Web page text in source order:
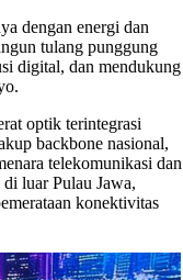
dengan energi dan
tulang punggung
digital, dan mendukung
optik terintegrasi
backbone nasional,
telekomunikasi dan
luar Pulau Jawa,
konektivitas